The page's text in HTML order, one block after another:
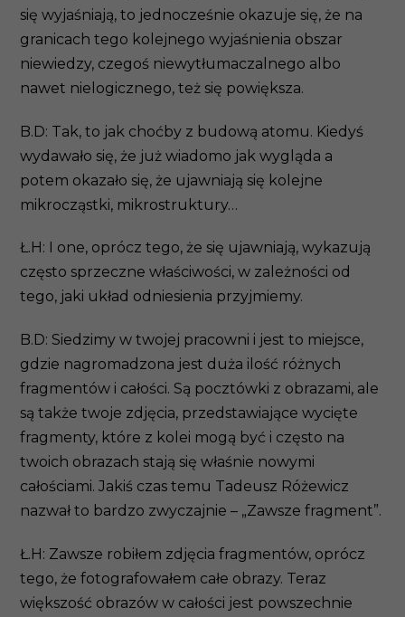
się wyjaśniają, to jednocześnie okazuje się, że na
granicach tego kolejnego wyjaśnienia obszar
niewiedzy, czegoś niewytłumaczalnego albo
nawet nielogicznego, też się powiększa.
B.D: Tak, to jak choćby z budową atomu. Kiedyś
wydawało się, że już wiadomo jak wygląda a
potem okazało się, że ujawniają się kolejne
mikrocząstki, mikrostruktury…
Ł.H: I one, oprócz tego, że się ujawniają, wykazują
często sprzeczne właściwości, w zależności od
tego, jaki układ odniesienia przyjmiemy.
B.D: Siedzimy w twojej pracowni i jest to miejsce,
gdzie nagromadzona jest duża ilość różnych
fragmentów i całości. Są pocztówki z obrazami, ale
są także twoje zdjęcia, przedstawiające wycięte
fragmenty, które z kolei mogą być i często na
twoich obrazach stają się właśnie nowymi
całościami. Jakiś czas temu Tadeusz Różewicz
nazwał to bardzo zwyczajnie – „Zawsze fragment”.
Ł.H: Zawsze robiłem zdjęcia fragmentów, oprócz
tego, że fotografowałem całe obrazy. Teraz
większość obrazów w całości jest powszechnie